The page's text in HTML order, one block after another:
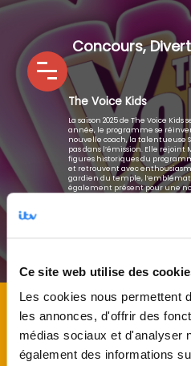
Ce site web utilise des
Les cookies nous permettent
les annonces, d'offrir des
médias sociaux et d'analyser
également des informations
Concours,
The Voice Kids
La saison 2025 de The Voice
année, le programme se
nouvelle coach, la talentueuse
pas dans l’émission. Elle rejoint
figures historiques du
et retrouvent avec
gardien du temple,
également présent pour une
Production :ITV